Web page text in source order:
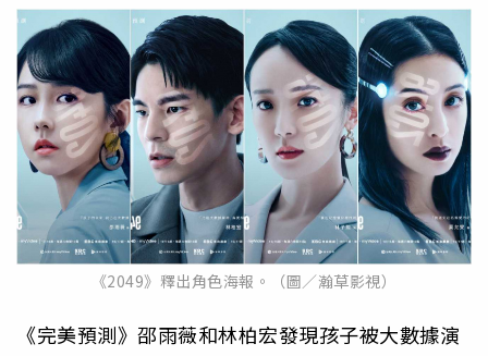
《2049》釋出角色海報。（圖／瀚草影視）
《完美預測》邵雨薇和林柏宏發現孩子被大數據演